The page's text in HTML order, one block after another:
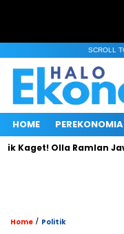
SCROLL
HOME
Olla Ramlan Jawab
Home / Politik